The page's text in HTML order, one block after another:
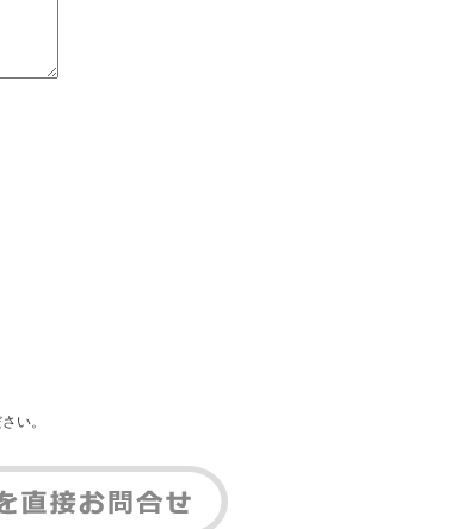
い。